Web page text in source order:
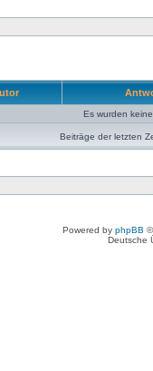
Es wurden
Beiträge der letzten
Powered by phpBB
Deutsche